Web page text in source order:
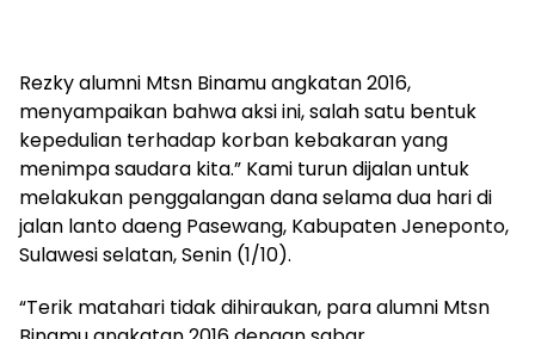
Rezky alumni Mtsn Binamu angkatan 2016,
menyampaikan bahwa aksi ini, salah satu bentuk
kepedulian terhadap korban kebakaran yang
menimpa saudara kita.” Kami turun dijalan untuk
melakukan penggalangan dana selama dua hari di
jalan lanto daeng Pasewang, Kabupaten Jeneponto,
Sulawesi selatan, Senin (1/10).
“Terik matahari tidak dihiraukan, para alumni Mtsn